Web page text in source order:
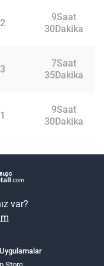
2
9Saat
30Dakika
3
7Saat
35Dakika
1
9Saat
30Dakika
var?